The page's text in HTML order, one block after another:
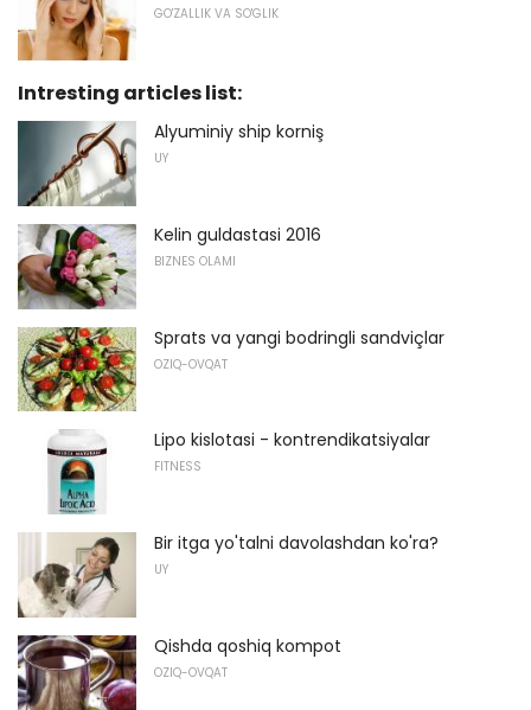
GO'ZALLIK VA SO'GLIK
Intresting articles list:
Alyuminiy ship korniş
UY
Kelin guldastasi 2016
BIZNES OLAMI
Sprats va yangi bodringli sandviçlar
OZIQ-OVQAT
Lipo kislotasi - kontrendikatsiyalar
FITNESS
Bir itga yo'talni davolashdan ko'ra?
UY
Qishda qoshiq kompot
OZIQ-OVQAT